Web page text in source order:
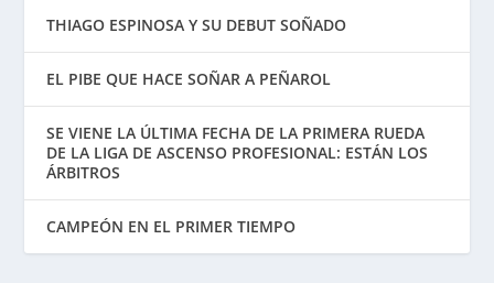
THIAGO ESPINOSA Y SU DEBUT SOÑADO
EL PIBE QUE HACE SOÑAR A PEÑAROL
SE VIENE LA ÚLTIMA FECHA DE LA PRIMERA RUEDA
DE LA LIGA DE ASCENSO PROFESIONAL: ESTÁN LOS
ÁRBITROS
CAMPEÓN EN EL PRIMER TIEMPO